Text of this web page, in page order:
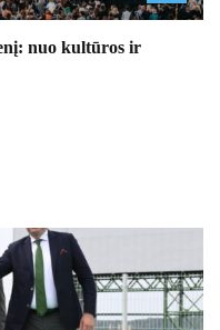
nuo kultūros ir